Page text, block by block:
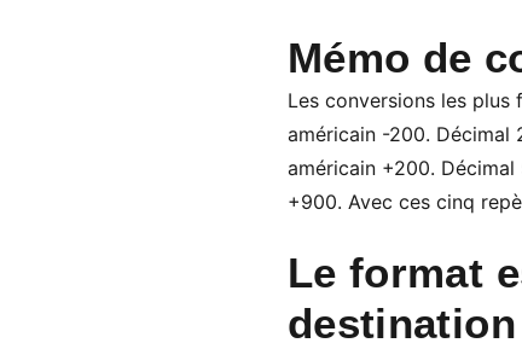
Mémo de
Les conversions les plus
américain -200. Décimal
américain +200.
+900. Avec ces cinq
Le format
destination